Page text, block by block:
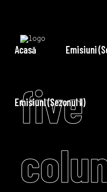
Acasă Emisiuni
Emisiuni (Sezonul II)
five